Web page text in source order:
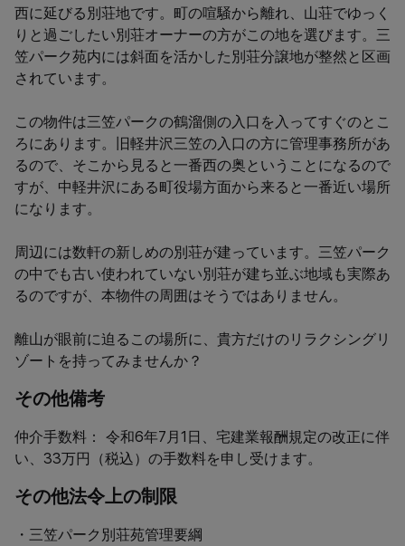
西に延びる別荘地です。町の喧騒から離れ、山荘でゆっく
りと過ごしたい別荘オーナーの方がこの地を選びます。三
笠パーク苑内には斜面を活かした別荘分譲地が整然と区画
されています。
この物件は三笠パークの鶴溜側の入口を入ってすぐのとこ
ろにあります。旧軽井沢三笠の入口の方に管理事務所があ
るので、そこから見ると一番西の奥ということになるので
すが、中軽井沢にある町役場方面から来ると一番近い場所
になります。
周辺には数軒の新しめの別荘が建っています。三笠パーク
の中でも古い使われていない別荘が建ち並ぶ地域も実際あ
るのですが、本物件の周囲はそうではありません。
離山が眼前に迫るこの場所に、貴方だけのリラクシングリ
ゾートを持ってみませんか？
その他備考
仲介手数料： 令和6年7月1日、宅建業報酬規定の改正に伴
い、33万円（税込）の手数料を申し受けます。
その他法令上の制限
・三笠パーク別荘苑管理要綱